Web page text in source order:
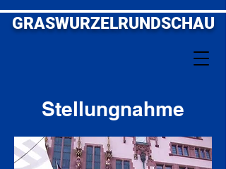
GRASWURZELRUNDSCHAU
Stellungnahme